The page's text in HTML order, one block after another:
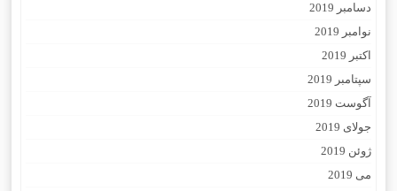
دسامبر 2019
نوامبر 2019
اکتبر 2019
سپتامبر 2019
آگوست 2019
جولای 2019
ژوئن 2019
می 2019